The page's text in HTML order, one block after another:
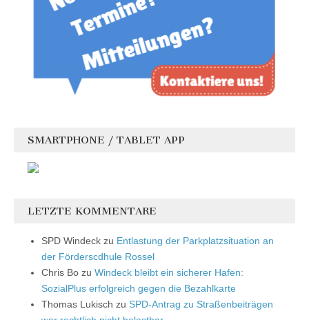
SMARTPHONE / TABLET APP
LETZTE KOMMENTARE
SPD Windeck zu Entlastung der Parkplatzsituation an
der Förderscdhule Rossel
Chris Bo zu Windeck bleibt ein sicherer Hafen:
SozialPlus erfolgreich gegen die Bezahlkarte
Thomas Lukisch zu SPD-Antrag zu Straßenbeiträgen